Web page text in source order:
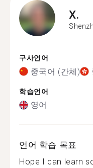
X.
구사언어
중국어 (간체)
학습언어
영어
언어 학습 목표
Hope I can learn